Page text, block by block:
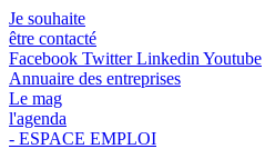
Je souhaite
être contacté
Facebook Twitter Linkedin Youtube
Annuaire des entreprises
Le mag
l'agenda
- ESPACE EMPLOI